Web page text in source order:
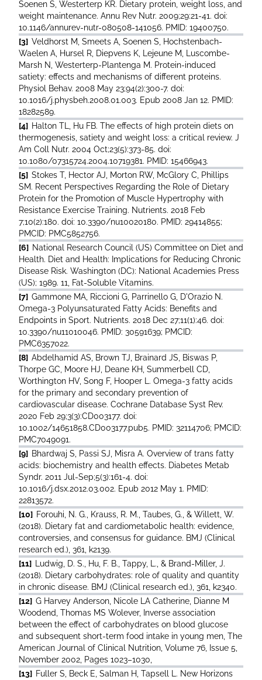
Soenen S, Westerterp KR. Dietary protein, weight loss, and
weight maintenance. Annu Rev Nutr. 2009;29:21-41. doi:
10.1146/annurev-nutr-080508-141056. PMID: 19400750.
[3] Veldhorst M, Smeets A, Soenen S, Hochstenbach-
Waelen A, Hursel R, Diepvens K, Lejeune M, Luscombe-
Marsh N, Westerterp-Plantenga M. Protein-induced
satiety: effects and mechanisms of different proteins.
Physiol Behav. 2008 May 23;94(2):300-7. doi:
10.1016/j.physbeh.2008.01.003. Epub 2008 Jan 12. PMID:
18282589.
[4] Halton TL, Hu FB. The effects of high protein diets on
thermogenesis, satiety and weight loss: a critical review. J
Am Coll Nutr. 2004 Oct;23(5):373-85. doi:
10.1080/07315724.2004.10719381. PMID: 15466943.
[5] Stokes T, Hector AJ, Morton RW, McGlory C, Phillips
SM. Recent Perspectives Regarding the Role of Dietary
Protein for the Promotion of Muscle Hypertrophy with
Resistance Exercise Training. Nutrients. 2018 Feb
7;10(2):180. doi: 10.3390/nu10020180. PMID: 29414855;
PMCID: PMC5852756.
[6] National Research Council (US) Committee on Diet and
Health. Diet and Health: Implications for Reducing Chronic
Disease Risk. Washington (DC): National Academies Press
(US); 1989. 11, Fat-Soluble Vitamins.
[7] Gammone MA, Riccioni G, Parrinello G, D'Orazio N.
Omega-3 Polyunsaturated Fatty Acids: Benefits and
Endpoints in Sport. Nutrients. 2018 Dec 27;11(1):46. doi:
10.3390/nu11010046. PMID: 30591639; PMCID:
PMC6357022.
[8] Abdelhamid AS, Brown TJ, Brainard JS, Biswas P,
Thorpe GC, Moore HJ, Deane KH, Summerbell CD,
Worthington HV, Song F, Hooper L. Omega-3 fatty acids
for the primary and secondary prevention of
cardiovascular disease. Cochrane Database Syst Rev.
2020 Feb 29;3(3):CD003177. doi:
10.1002/14651858.CD003177.pub5. PMID: 32114706; PMCID:
PMC7049091.
[9] Bhardwaj S, Passi SJ, Misra A. Overview of trans fatty
acids: biochemistry and health effects. Diabetes Metab
Syndr. 2011 Jul-Sep;5(3):161-4. doi:
10.1016/j.dsx.2012.03.002. Epub 2012 May 1. PMID:
22813572.
[10] Forouhi, N. G., Krauss, R. M., Taubes, G., & Willett, W.
(2018). Dietary fat and cardiometabolic health: evidence,
controversies, and consensus for guidance. BMJ (Clinical
research ed.), 361, k2139.
[11]
Ludwig, D. S., Hu, F. B., Tappy, L., & Brand-Miller, J.
(2018). Dietary carbohydrates: role of quality and quantity
in chronic disease. BMJ (Clinical research ed.), 361, k2340.
[12] G Harvey Anderson, Nicole LA Catherine, Dianne M
Woodend, Thomas MS Wolever, Inverse association
between the effect of carbohydrates on blood glucose
and subsequent short-term food intake in young men, The
American Journal of Clinical Nutrition, Volume 76, Issue 5,
November 2002, Pages 1023–1030,
[13] Fuller S, Beck E, Salman H, Tapsell L. New Horizons